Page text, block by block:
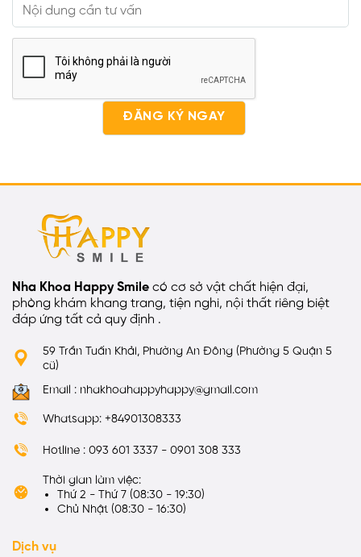
Nha Khoa Happy Smile có cơ sở vật chất hiện đại,
phòng khám khang trang, tiện nghi, nội thất riêng biệt
đáp ứng tất cả quy định .
59 Trần Tuấn Khải, Phường An Đông (Phường 5 Quận 5
cũ)
Email : nhakhoahappyhappy@gmail.com
Whatsapp: +84901308333
Hotline : 093 601 3337 - 0901 308 333
Thời gian làm việc:
Thứ 2 - Thứ 7 (08:30 - 19:30)
Chủ Nhật (08:30 - 16:30)
Dịch vụ